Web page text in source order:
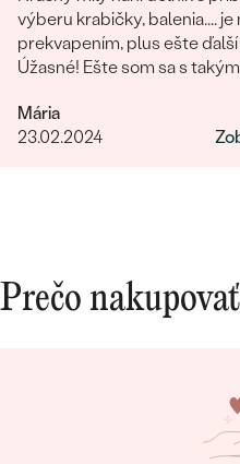
výberu krabičky, balenia.... je
prekvapením, plus ešte
Úžasné! Ešte som sa s
Mária
23.02.2024
Prečo